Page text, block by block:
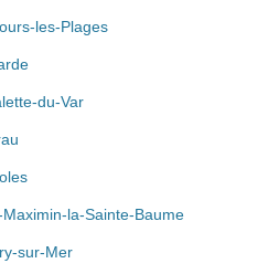
les-Plages
du-Var
la-Sainte-Baume
sur-Mer